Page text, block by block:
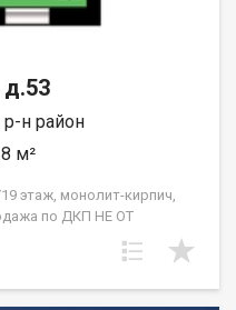
н район
м²
этаж, монолит-кирпич,
по ДКП НЕ ОТ